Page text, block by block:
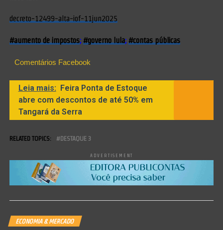
decreto-12499-alta-iof-11jun2025
#aumento de impostos; #governo lula; #contas públicas
Comentários Facebook
Leia mais:
Feira Ponta de Estoque
abre com descontos de até 50% em
Tangará da Serra
RELATED TOPICS: DESTAQUE 3
ADVERTISEMENT
ECONOMIA & MERCADO